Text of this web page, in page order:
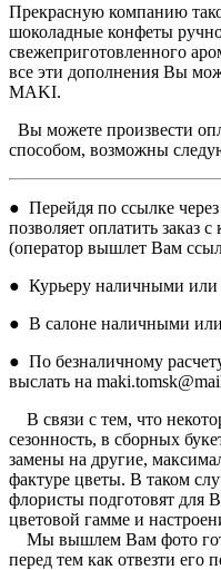
Прекрасную компанию
шоколадные конфеты
свежеприготовленного
все эти дополнения Вы
MAKI.
Вы можете произвести
способом, возможны
● Перейдя по ссылке
позволяет оплатить заказ
(оператор вышлет Вам
● Курьеру наличными или
● В салоне наличными или
● По безналичному
выслать на
В связи с тем, что
сезонность, в сборных
замены на другие,
фактуре цветы. В таком
флористы подготовят для
цветовой гамме и
Мы вышлем Вам фото
перед тем как отвезти его